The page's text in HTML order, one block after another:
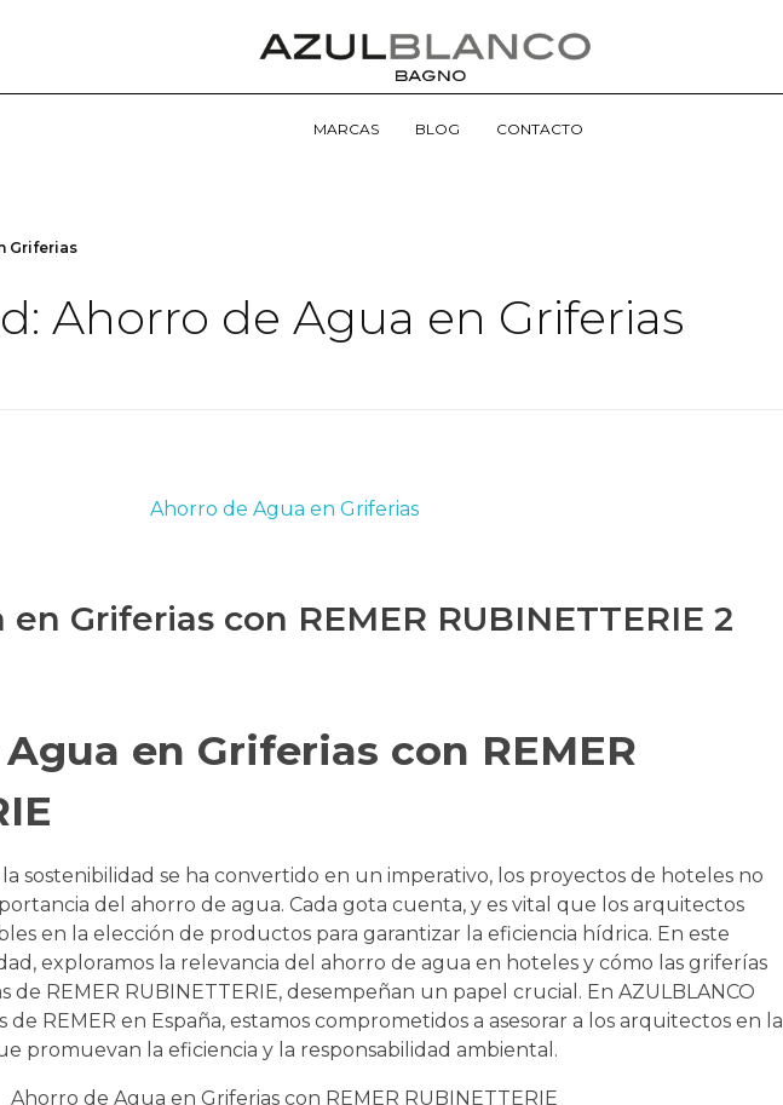
MARCAS BLOG CONTACTO
Griferias
Ahorro de Agua en Griferias
Griferias con REMER RUBINETTERIE 2
en Griferias con REMER
sostenibilidad se ha convertido en un imperativo, los proyectos de hoteles no
del ahorro de agua. Cada gota cuenta, y es vital que los arquitectos
en la elección de productos para garantizar la eficiencia hídrica. En este
exploramos la relevancia del ahorro de agua en hoteles y cómo las griferías
de REMER RUBINETTERIE, desempeñan un papel crucial. En AZULBLANCO
REMER en España, estamos comprometidos a asesorar a los arquitectos en la
promuevan la eficiencia y la responsabilidad ambiental.